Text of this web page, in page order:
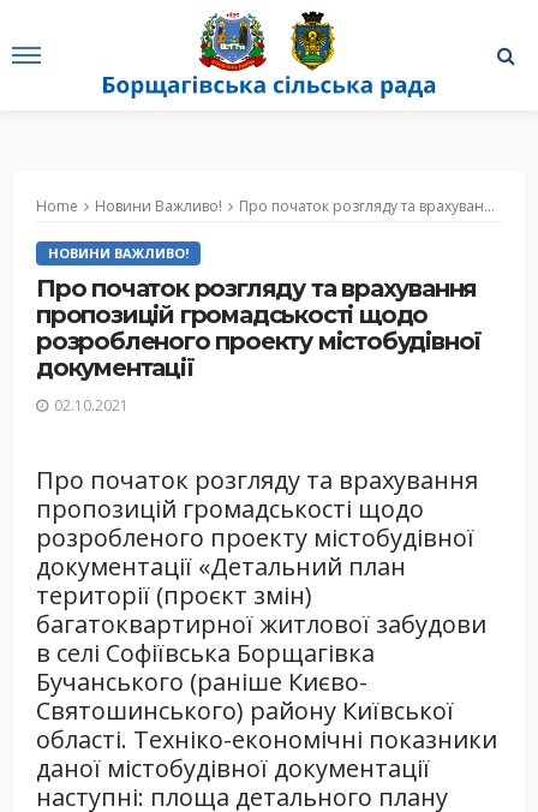
Home Новини Важливо! Про початок розгляду та врахування пропозицій громадськості щодо розробленого проекту містобудівної документації
НОВИНИ ВАЖЛИВО!
Про початок розгляду та врахування
пропозицій громадськості щодо
розробленого проекту містобудівної
документації
02.10.2021
Про початок розгляду та врахування
пропозицій громадськості щодо
розробленого проекту містобудівної
документації «Детальний план
території (проєкт змін)
багатоквартирної житлової забудови
в селі Софіївська Борщагівка
Бучанського (раніше Києво-
Святошинського) району Київської
області. Техніко-економічні показники
даної містобудівної документації
наступні: площа детального плану